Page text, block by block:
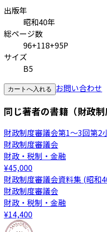
出版年
昭和40年
総ページ数
96+118+95P
サイズ
B5
カートへ入れる お問い合わせ
同じ著者の書籍（財政制
財政制度審議会第1～3回第2
財政制度審議会
財政・税制・金融
¥45,000
財政制度審議会資料集 (昭和
財政制度審議会
財政・税制・金融
¥14,400